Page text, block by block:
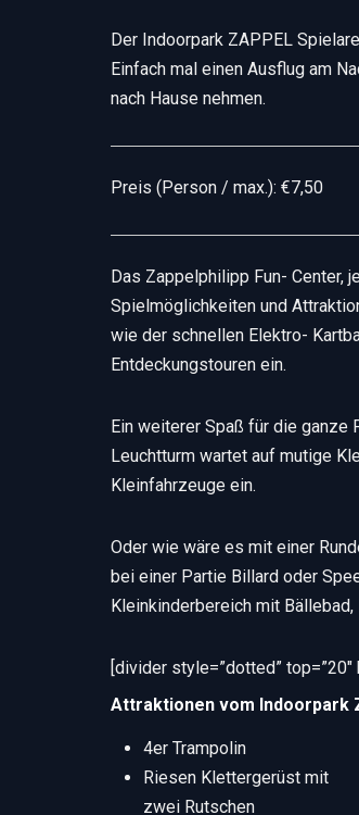
Der Indoorpark ZAPPEL
Einfach mal einen Ausflug am
nach Hause nehmen.
Preis (Person / max.): €7,50
Das Zappelphilipp Fun- Center,
Spielmöglichkeiten und
wie der schnellen Elektro-
Entdeckungstouren ein.
Ein weiterer Spaß für die ganze
Leuchtturm wartet auf mutige
Kleinfahrzeuge ein.
Oder wie wäre es mit einer
bei einer Partie Billard oder
Kleinkinderbereich mit
[divider style=”dotted” top=”20″
Attraktionen vom Indoorpark
4er Trampolin
Riesen Klettergerüst mit
zwei Rutschen